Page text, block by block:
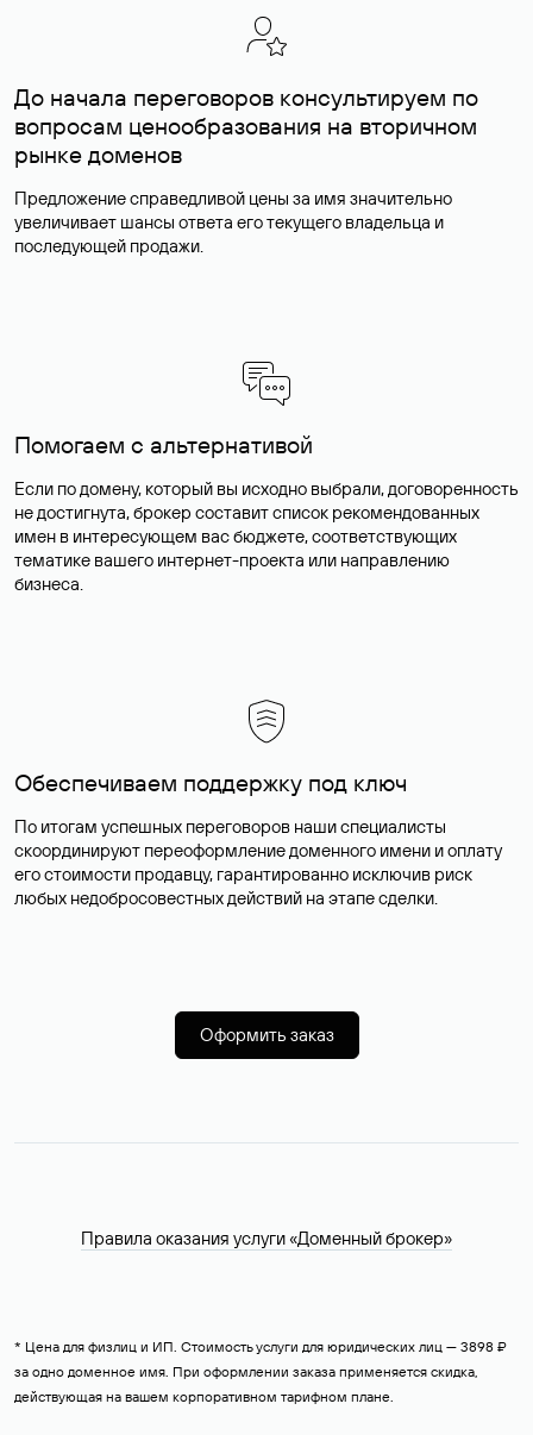
До начала переговоров консультируем по
вопросам ценообразования на вторичном
рынке доменов
Предложение справедливой цены за имя значительно
увеличивает шансы ответа его текущего владельца и
последующей продажи.
Помогаем с альтернативой
Если по домену, который вы исходно выбрали, договоренность
не достигнута, брокер составит список рекомендованных
имен в интересующем вас бюджете, соответствующих
тематике вашего интернет-проекта или направлению
бизнеса.
Обеспечиваем поддержку под ключ
По итогам успешных переговоров наши специалисты
скоординируют переоформление доменного имени и оплату
его стоимости продавцу, гарантированно исключив риск
любых недобросовестных действий на этапе сделки.
Оформить заказ
Правила оказания услуги «Доменный брокер»
* Цена для физлиц и ИП. Стоимость услуги для юридических лиц — 3898 ₽
за одно доменное имя. При оформлении заказа применяется скидка,
действующая на вашем корпоративном тарифном плане.